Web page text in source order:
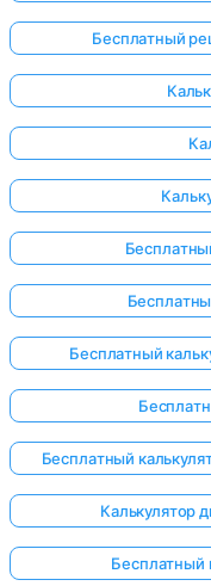
Войдите
здесь!
Бесплатный
Бесплатный
Бесплатный
Калькулятор
Бесплатный